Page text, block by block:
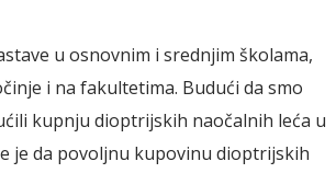
u osnovnim i srednjim školama,
i na fakultetima. Budući da smo
kupnju dioptrijskih naočalnih leća u
je da povoljnu kupovinu dioptrijskih